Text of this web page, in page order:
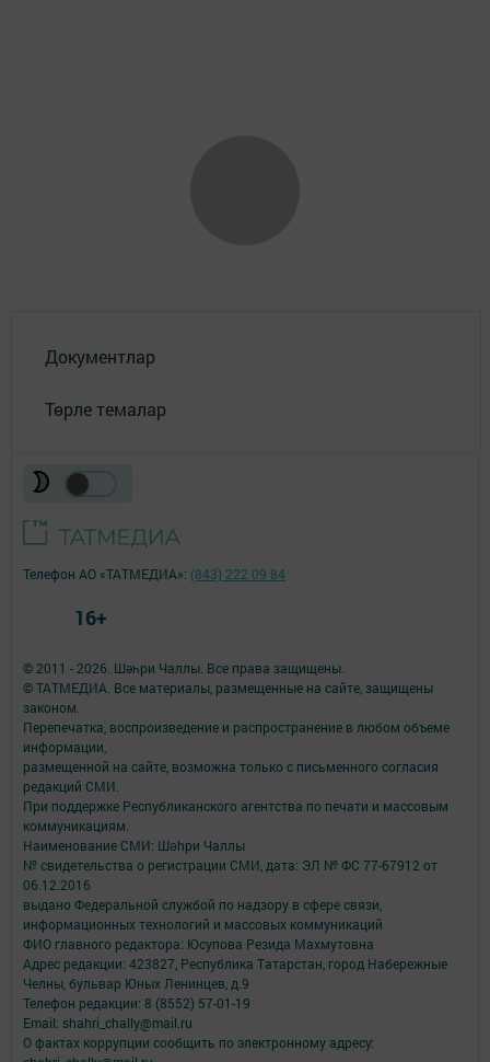
Документлар
Төрле темалар
© 2011 - 2026. Шәһри Чаллы. Все права защищены.
© ТАТМЕДИА. Все материалы, размещенные на сайте, защищены
законом.
Перепечатка, воспроизведение и распространение в любом объеме
информации,
размещенной на сайте, возможна только с письменного согласия
редакций СМИ.
При поддержке Республиканского агентства по печати и массовым
коммуникациям.
Наименование СМИ: Шəhри Чаллы
№ свидетельства о регистрации СМИ, дата: ЭЛ № ФС 77-67912 от
06.12.2016
выдано Федеральной службой по надзору в сфере связи,
информационных технологий и массовых коммуникаций
ФИО главного редактора: Юсупова Резида Махмутовна
Адрес редакции: 423827, Республика Татарстан, город Набережные
Челны, бульвар Юных Ленинцев, д.9
Телефон редакции: 8 (8552) 57-01-19
Email: shahri_chally@mail.ru
О фактах коррупции сообщить по электронному адресу:
Телефон АО «ТАТМЕДИА»: (843) 222 09 84
16+